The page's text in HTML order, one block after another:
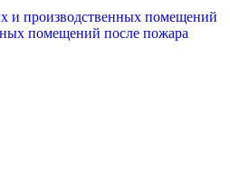
и производственных помещений
помещений после пожара